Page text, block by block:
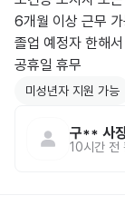
6개월 이상 근무
졸업 예정자 한해
공휴일 휴무
미성년자 지원 가능
구** 사
10시간 전